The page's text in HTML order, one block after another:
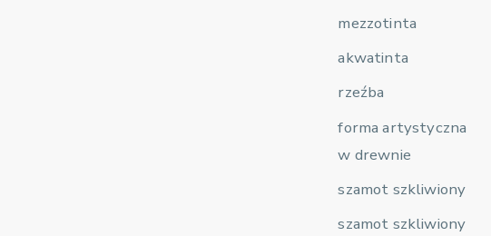
mezzotinta
akwatinta
rzeźba
forma artystyczna
w drewnie
szamot szkliwiony
szamot szkliwiony